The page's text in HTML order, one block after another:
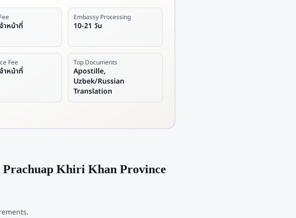
าหน้าที่
Embassy Processing
10-21 วัน
Fee
าหน้าที่
Top Documents
Apostille,
Uzbek/Russian
Translation
Khiri Khan Province